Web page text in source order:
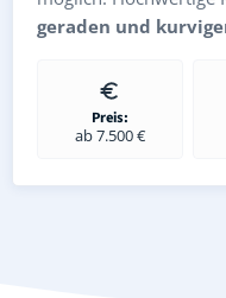
geraden und
Preis:
ab 7.500 €